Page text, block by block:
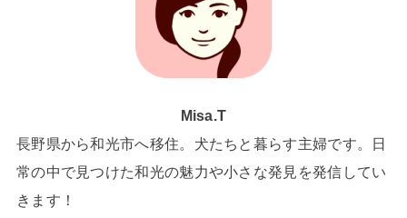
Misa.T
長野県から和光市へ移住。犬たちと暮らす主婦です。日
常の中で見つけた和光の魅力や小さな発見を発信してい
きます！